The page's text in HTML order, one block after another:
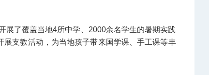
展了覆盖当地4所中学、2000余名学生的暑期实践
支教活动，为当地孩子带来国学课、手工课等丰